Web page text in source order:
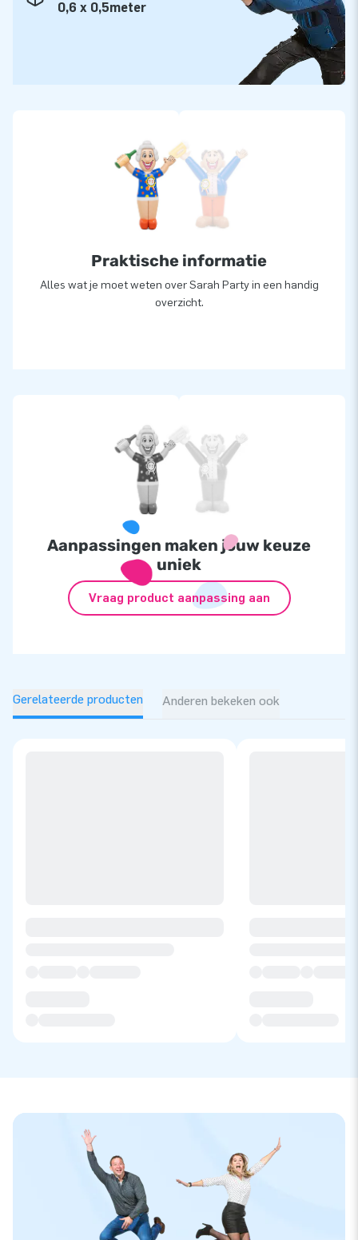
0,6 x 0,5meter
Praktische informatie
Alles wat je moet weten over Sarah Party in een handig
overzicht.
Aanpassingen maken jouw keuze
uniek
Vraag product aanpassing aan
Gerelateerde producten Anderen bekeken ook